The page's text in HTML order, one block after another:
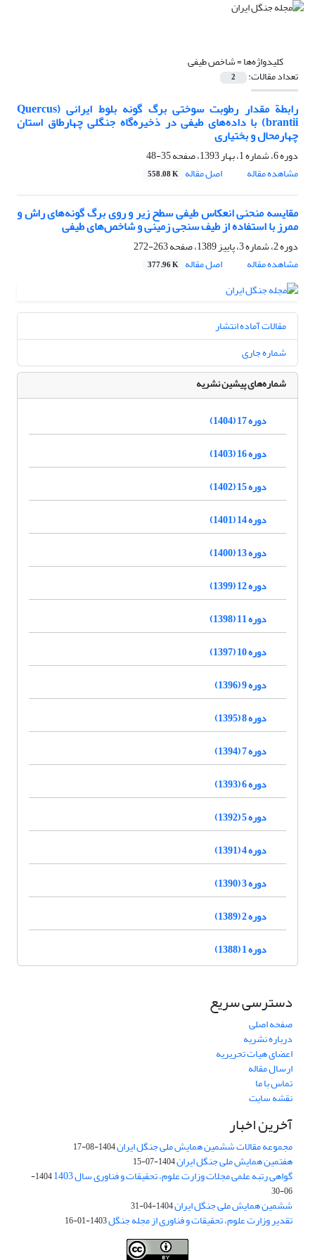
کلیدواژه‌ها =شاخص طیفی
تعداد مقالات: 2
رابطة مقدار رطوبت سوختی برگ گونه بلوط ایرانی (Quercus
brantii) با داده‌های طیفی در ذخیره‌گاه جنگلی چهارطاق استان
چهارمحال و بختیاری
دوره 6، شماره 1، بهار 1393، صفحه
35-48
مشاهده مقاله
اصل مقاله 558.08 K
مقایسه منحنی انعکاس طیفی سطح زیر و روی برگ گونه‌های راش و
ممرز با استفاده از طیف سنجی زمینی و شاخص‌های طیفی
دوره 2، شماره 3، پاییز 1389، صفحه
263-272
مشاهده مقاله
اصل مقاله 377.96 K
مقالات آماده انتشار
شماره جاری
شماره‌های پیشین نشریه
دوره 17 (1404)
دوره 16 (1403)
دوره 15 (1402)
دوره 14 (1401)
دوره 13 (1400)
دوره 12 (1399)
دوره 11 (1398)
دوره 10 (1397)
دوره 9 (1396)
دوره 8 (1395)
دوره 7 (1394)
دوره 6 (1393)
دوره 5 (1392)
دوره 4 (1391)
دوره 3 (1390)
دوره 2 (1389)
دوره 1 (1388)
دسترسی سریع
صفحه اصلی
درباره نشریه
اعضای هیات تحریریه
ارسال مقاله
تماس با ما
نقشه سایت
آخرین اخبار
مجموعه مقالات ششمین همایش ملی جنگل ایران1404-08-17
هفتمین همایش ملی جنگل ایران1404-07-15
گواهی رتبه علمی مجلات وزارت علوم، تحقیقات و فناوری سال 1403
1404-
06-30
ششمین همایش ملی جنگل ایران1404-04-31
تقدیر وزارت علوم، تحقیقات و فناوری از مجله جنگل1403-01-16